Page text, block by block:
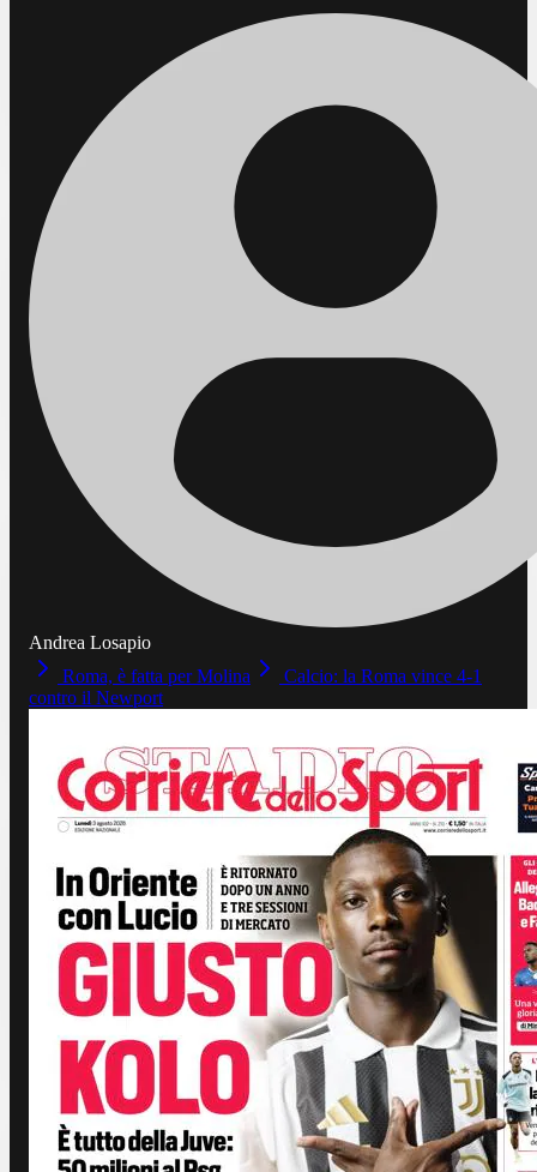
Andrea Losapio
Roma, è fatta per Molina
Calcio: la Roma vince 4-1
contro il Newport